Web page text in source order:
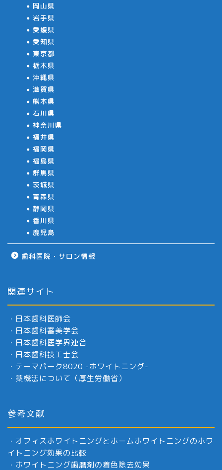
岡山県
岩手県
愛媛県
愛知県
東京都
栃木県
沖縄県
滋賀県
熊本県
石川県
神奈川県
福井県
福岡県
福島県
群馬県
茨城県
青森県
静岡県
香川県
鹿児島
歯科医院・サロン情報
関連サイト
・ 日本歯科医師会
・ 日本歯科審美学会
・ 日本歯科医学界連合
・ 日本歯科技工士会
・ テーマパーク8020 -ホワイトニング-
・ 薬機法について（厚生労働省）
参考文献
・ オフィスホワイトニングとホームホワイトニングのホワ
イトニング効果の比較
・ ホワイトニング歯磨剤の着色除去効果